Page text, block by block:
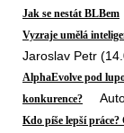
Jak se nestát BLBem
Vyzraje umělá
Jaroslav Petr
AlphaEvolve pod
konkurence?
Kdo píše lepší